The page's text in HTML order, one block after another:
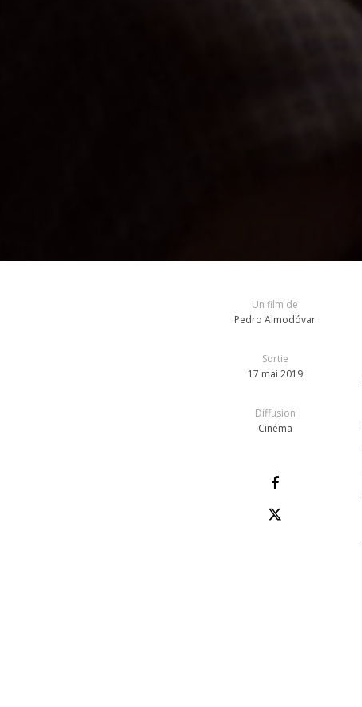
Un film de
Pedro Almodóvar
Sortie
17 mai 2019
Diffusion
Cinéma